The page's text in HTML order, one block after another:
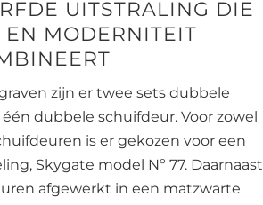
UITSTRALING DIE
EN MODERNITEIT
zijn er twee sets dubbele
dubbele schuifdeur. Voor zowel
is er gekozen voor een
Skygate model Nº 77. Daarnaast
afgewerkt in een matzwarte